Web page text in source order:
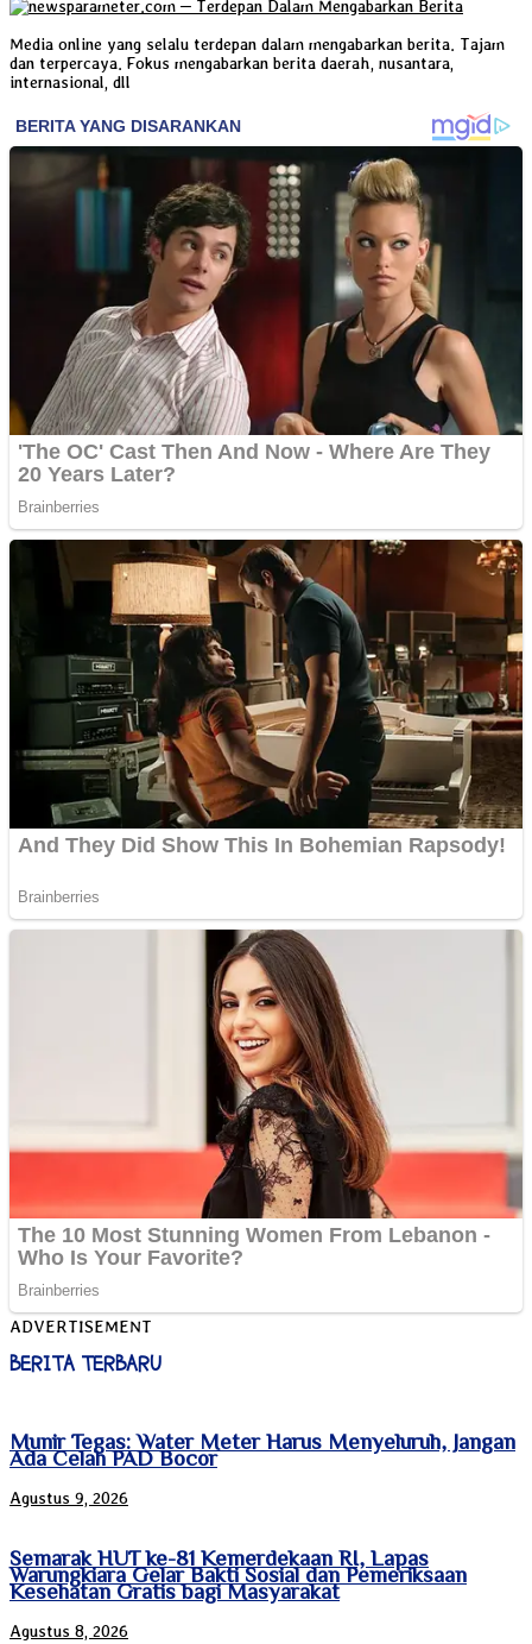
Media online yang selalu terdepan dalam mengabarkan berita. Tajam
dan terpercaya. Fokus mengabarkan berita daerah, nusantara,
internasional, dll
ADVERTISEMENT
BERITA TERBARU
Munir Tegas: Water Meter Harus Menyeluruh, Jangan
Ada Celah PAD Bocor
Agustus 9, 2026
Semarak HUT ke-81 Kemerdekaan RI, Lapas
Warungkiara Gelar Bakti Sosial dan Pemeriksaan
Kesehatan Gratis bagi Masyarakat
Agustus 8, 2026